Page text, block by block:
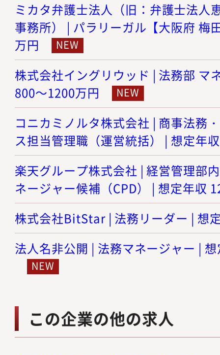
ミカタ弁護士法人（旧：弁護士法人
事務所） | パラリーガル【大阪府 梅
万円
株式会社イングリウッド | 法務部 マ
800～1200万円
コニカミノルタ株式会社 | 商事法務
ス担当管理職（運営統括） | 想定年
楽天グループ株式会社 | 経営管理部
ネージャー候補（CPD） | 想定年収
株式会社BitStar | 法務リーダー | 想
法人名非公開 | 法務マネージャー |
この企業の他の求人